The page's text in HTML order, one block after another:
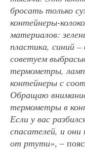
бросать только
контейнеры-
материалов:
пластика, синий
советуем
термометры,
контейнеры с
Обращаю
термометры в
Если у вас
спасателей, и
от ртути», –